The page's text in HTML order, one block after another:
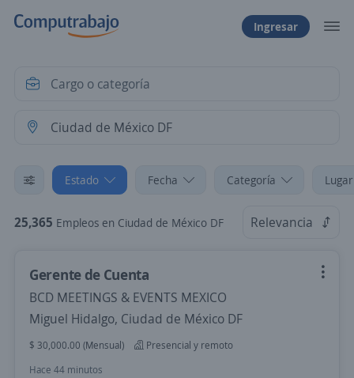
Ingresar
Estado Fecha Categoría
25,365 Empleos en Ciudad de México DF Relevancia
Gerente de Cuenta
BCD MEETINGS & EVENTS MEXICO
Miguel Hidalgo, Ciudad de México DF
$ 30,000.00 (Mensual)
Presencial y remoto
Hace 44 minutos